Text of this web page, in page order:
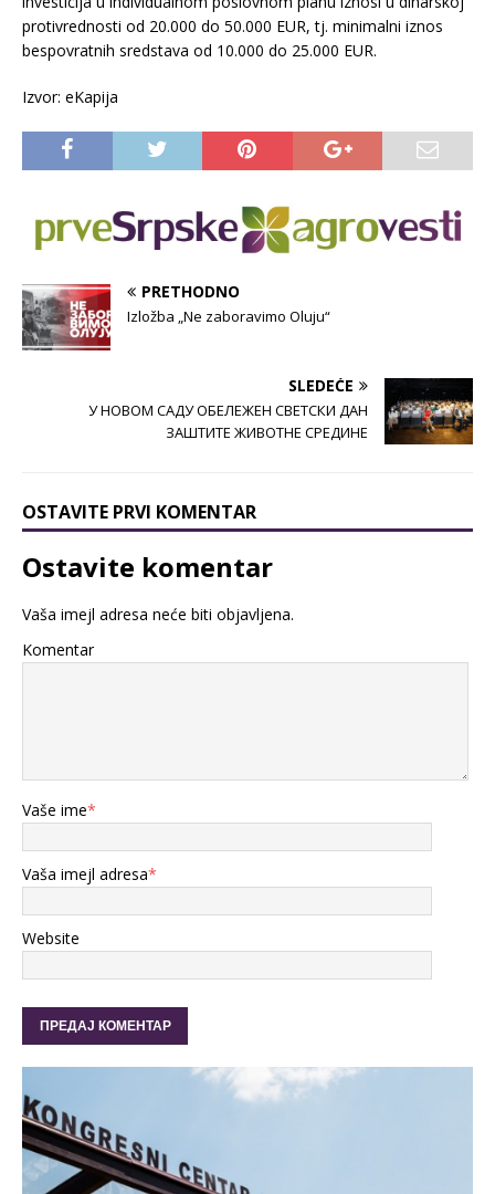
protivrednosti od 20.000 do 50.000 EUR, tj. minimalni iznos
bespovratnih sredstava od 10.000 do 25.000 EUR.
Izvor: eKapija
PRETHODNO
Izložba „Ne zaboravimo Oluju“
SLEDEĆE
У НОВОМ САДУ ОБЕЛЕЖЕН СВЕТСКИ ДАН
ЗАШТИТЕ ЖИВОТНЕ СРЕДИНЕ
OSTAVITE PRVI KOMENTAR
Ostavite komentar
Vaša imejl adresa neće biti objavljena.
Komentar
Vaše ime*
Vaša imejl adresa*
Website